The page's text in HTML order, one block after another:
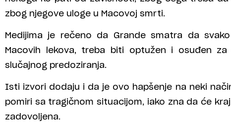
zbog njegove uloge u Macovoj smrti.
Medijima je rečeno da Grande smatra da
Macovih lekova, treba biti optužen i osuđen
slučajnog predoziranja.
Isti izvori dodaju i da je ovo hapšenje na neki
pomiri sa tragičnom situacijom, iako zna da će
zadovoljena.